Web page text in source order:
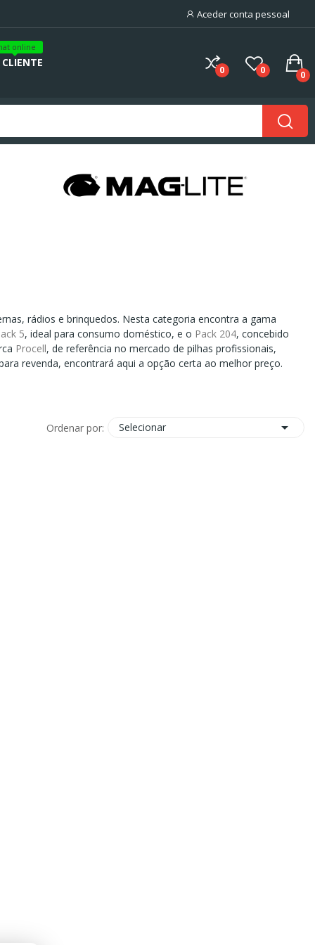
Aceder conta pessoal
online
0 0 0
rádios e brinquedos. Nesta categoria encontra a gama
5, ideal para consumo doméstico, e o Pack 204, concebido
Procell, de referência no mercado de pilhas profissionais,
revenda, encontrará aqui a opção certa ao melhor preço.
Ordenar por: Selecionar 